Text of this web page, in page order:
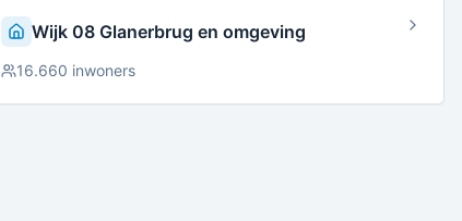
Wijk 08 Glanerbrug en omgeving
16.660 inwoners